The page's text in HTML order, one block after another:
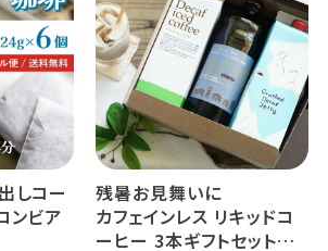
しコー
ンビア
残暑お見舞いに
カフェインレス リキッドコ
ーヒー 3本ギフトセット